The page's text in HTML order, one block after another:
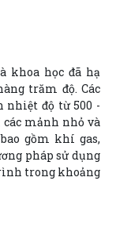
khoa học đã hạ
trăm độ. Các
nhiệt độ từ 500 -
các mảnh nhỏ và
gồm khí gas,
pháp sử dụng
trong khoảng